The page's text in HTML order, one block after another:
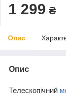
1 299 ₴
Опис
Опис
Телескопічний